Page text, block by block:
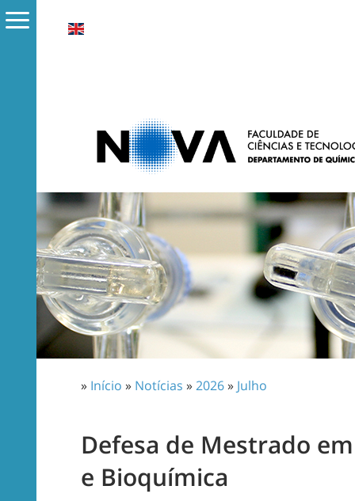
» Início » Notícias »2026» Julho
Defesa de Mestrado
e Bioquímica